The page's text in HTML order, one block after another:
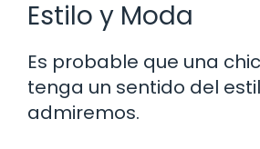
Estilo y Moda
Es probable que una
tenga un sentido del
admiremos.